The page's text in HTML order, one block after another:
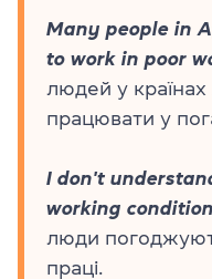
Many people in
to work in poor
людей у
працювати у
I don't
working
люди
праці.